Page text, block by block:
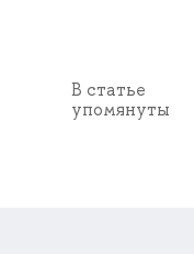
В статье
упомянуты